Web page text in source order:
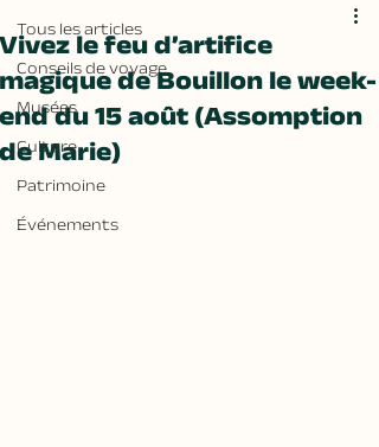
Tous les articles
Conseils de voyage
Musées
Culture
Patrimoine
Événements
Vivez le feu d’artifice
magique de Bouillon le week-
end du 15 août (Assomption
de Marie)